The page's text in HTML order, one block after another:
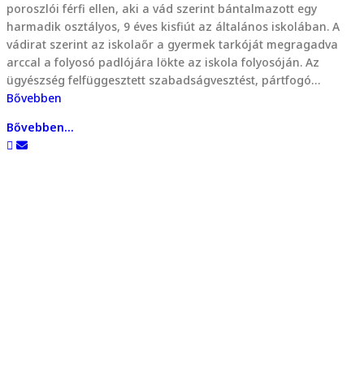
poroszlói férfi ellen, aki a vád szerint bántalmazott egy
harmadik osztályos, 9 éves kisfiút az általános iskolában. A
vádirat szerint az iskolaőr a gyermek tarkóját megragadva
arccal a folyosó padlójára lökte az iskola folyosóján. Az
ügyészség felfüggesztett szabadságvesztést, pártfogó…
Bővebben
Bővebben...